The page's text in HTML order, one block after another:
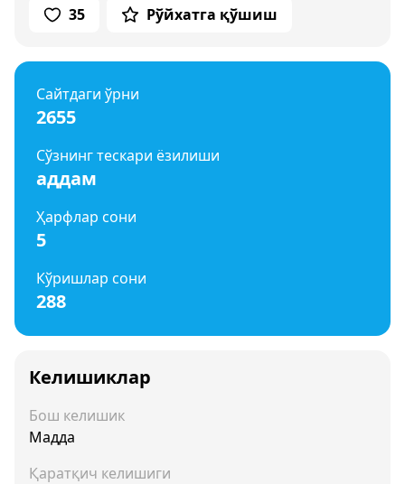
35 Рўйхатга қўшиш
Сайтдаги ўрни
2655
Сўзнинг тескари ёзилиши
аддам
Ҳарфлар сони
5
Кўришлар сони
288
Келишиклар
Бош келишик
Мадда
Қаратқич келишиги